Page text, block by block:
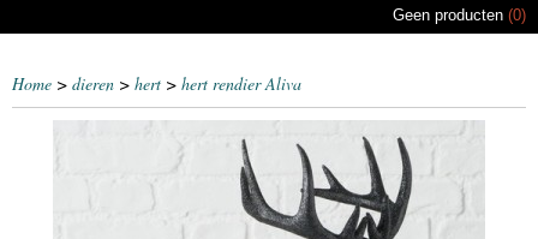
Geen producten (0)
Home > dieren > hert > hert rendier Aliva